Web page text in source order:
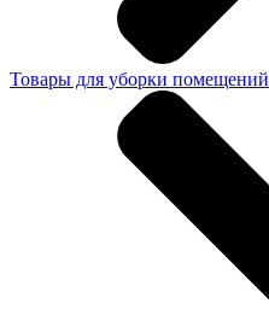
Товары для уборки помещений